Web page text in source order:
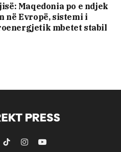
Maqedonia po e ndjek
në Evropë, sistemi i
mbetet stabil
TikTokInstagramYouTube